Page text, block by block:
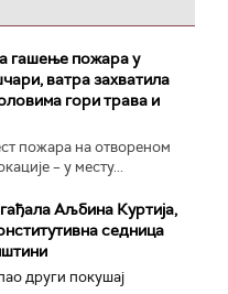
гашење пожара у
ватра захватила
гори трава и
пожара на отвореном
– у месту...
Аљбина Куртија,
седница
други покушај